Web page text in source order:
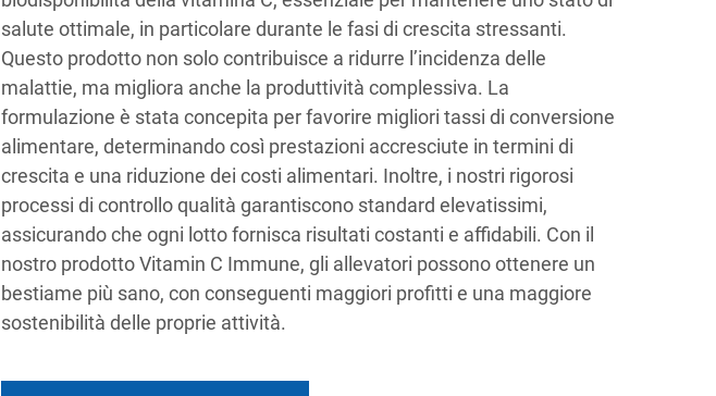
salute ottimale, in particolare durante le fasi di crescita stressanti.
Questo prodotto non solo contribuisce a ridurre l’incidenza delle
malattie, ma migliora anche la produttività complessiva. La
formulazione è stata concepita per favorire migliori tassi di conversione
alimentare, determinando così prestazioni accresciute in termini di
crescita e una riduzione dei costi alimentari. Inoltre, i nostri rigorosi
processi di controllo qualità garantiscono standard elevatissimi,
assicurando che ogni lotto fornisca risultati costanti e affidabili. Con il
nostro prodotto Vitamin C Immune, gli allevatori possono ottenere un
bestiame più sano, con conseguenti maggiori profitti e una maggiore
sostenibilità delle proprie attività.